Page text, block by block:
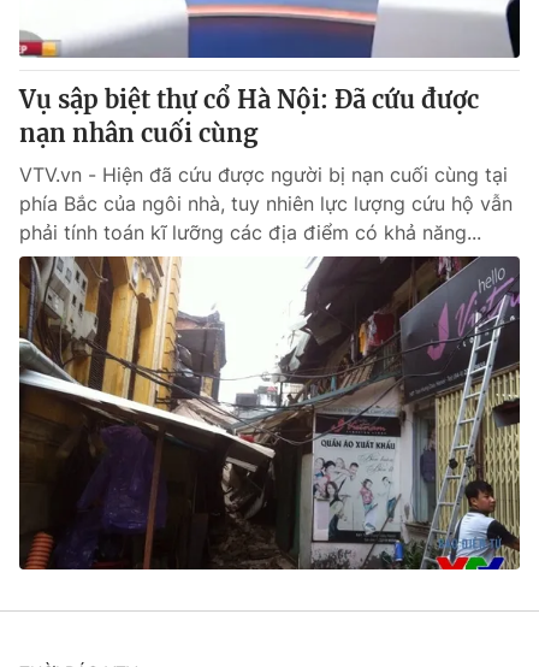
Giấy phép hoạt động báo in và báo điện tử số 483/GP-BTTTT
cấp ngày 29/12/2023
Tổng Biên tập:Vũ Thanh Thủy
Phó Tổng Biên tập:Nguyễn Thị Mỹ Hạnh, Phạm Quốc Thắng,
Nguyễn Trọng Ninh
Ðiện thoại Thời báo VTV: 024.66 897 897
Email:toasoan@vtv.vn
Liên hệ quảng cáo:024-7300.7108
Vụ sập biệt thự cổ Hà Nội: Đã cứu được
nạn nhân cuối cùng
VTV.vn - Hiện đã cứu được người bị nạn cuối cùng tại
phía Bắc của ngôi nhà, tuy nhiên lực lượng cứu hộ vẫn
phải tính toán kĩ lưỡng các địa điểm có khả năng...